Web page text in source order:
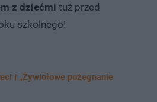
z dziećmi tuż przed
szkolnego!
i „Żywiołowe pożegnanie